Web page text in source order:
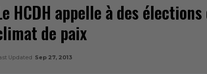
HCDH appelle à des
de paix
Updated Sep 27, 2013